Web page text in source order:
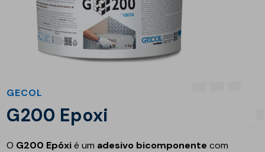
GECOL
G200 Epoxi
O G200 Epóxié um adesivo bicomponente com